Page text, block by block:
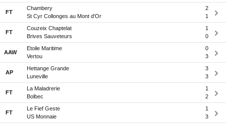
FT
Chambery
2
St Cyr Collonges au Mont d'Or
1
FT
Couzeix Chaptelat
1
Brives Sauveteurs
0
AAW
Etoile Maritime
0
Vertou
3
AP
Hettange Grande
3
Luneville
3
FT
La Maladrerie
1
Bolbec
2
FT
Le Fief Geste
1
US Monnaie
3